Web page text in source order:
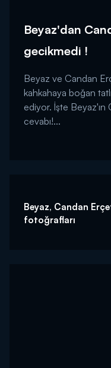
Beyaz'dan
gecikmedi !
Beyaz ve Candan
kahkahaya boğan
ediyor. İşte
cevabı!...
Beyaz, Candan
fotoğrafları